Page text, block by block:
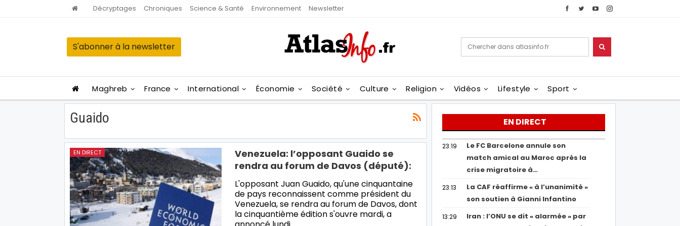
Décryptages Chroniques Science & Santé Environnement Newsletter
S'abonner à la newsletter
Maghreb France International Économie Société Culture Religion Vidéos Lifestyle Sport
Guaido
EN DIRECT
Venezuela: l’opposant Guaido se
rendra au forum de Davos (député):
L'opposant Juan Guaido, qu'une cinquantaine
de pays reconnaissent comme président du
Venezuela, se rendra au forum de Davos, dont
la cinquantième édition s'ouvre mardi, a
EN DIRECT
23:19
Le FC Barcelone annule son
match amical au Maroc après la
crise migratoire à…
23:13
La CAF réaffirme « à l’unanimité »
son soutien à Gianni Infantino
13:29
Iran : l’ONU se dit « alarmée » par